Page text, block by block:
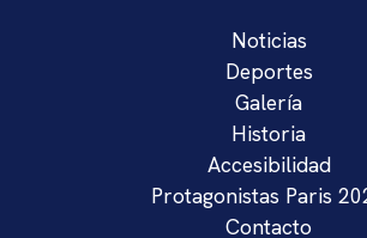
Noticias
Deportes
Galería
Historia
Accesibilidad
Protagonistas Paris
Contacto